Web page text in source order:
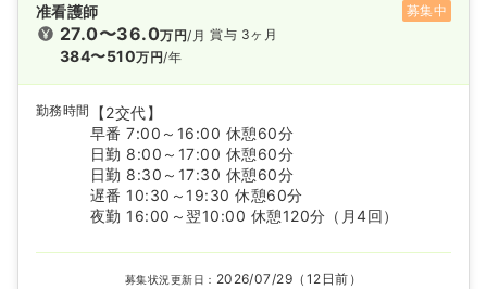
准看護師 募集中
27.0〜36.0万円/月
384〜510万円/年
賞与 3ヶ月
勤務時間
【2交代】
早番 7:00～16:00 休憩60分
日勤 8:00～17:00 休憩60分
日勤 8:30～17:30 休憩60分
遅番 10:30～19:30 休憩60分
夜勤 16:00～翌10:00 休憩120分（月4回）
募集状況更新日： 2026/07/29（12日前）